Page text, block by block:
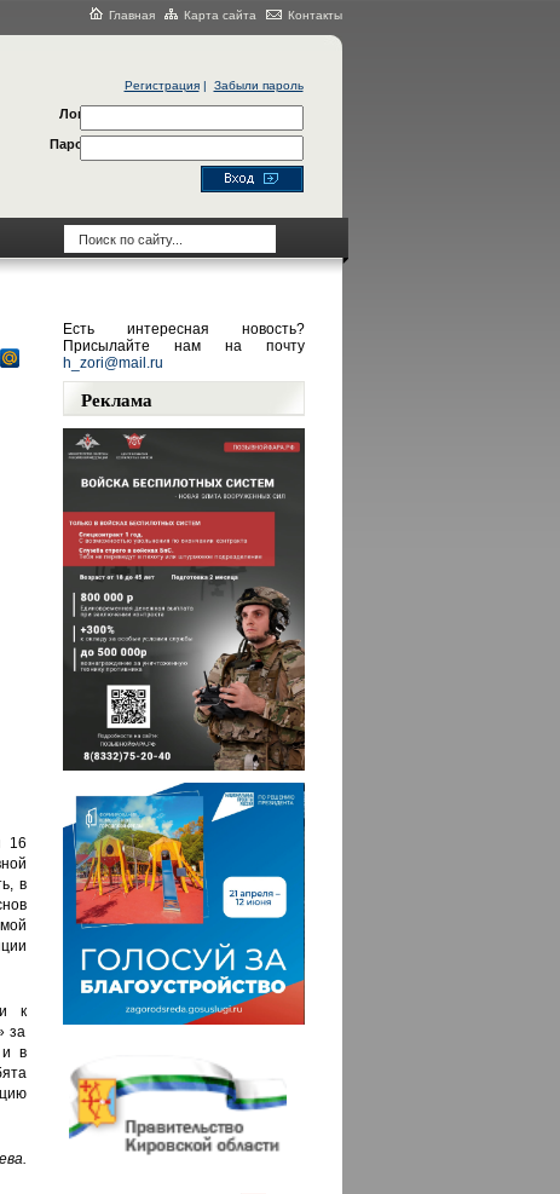
Главная Карта сайта Контакты
Регистрация| Забыли пароль
Логин
Пароль
16
в
к
за
и в
Есть интересная новость?
Присылайте нам на почту
h_zori@mail.ru
Реклама